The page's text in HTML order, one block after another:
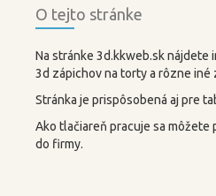
O tejto stránke
Na stránke 3d.kkweb.sk nájdete
3d zápichov na torty a rôzne iné
Stránka je prispôsobená aj pre
Ako tlačiareň pracuje sa môžete
do firmy.